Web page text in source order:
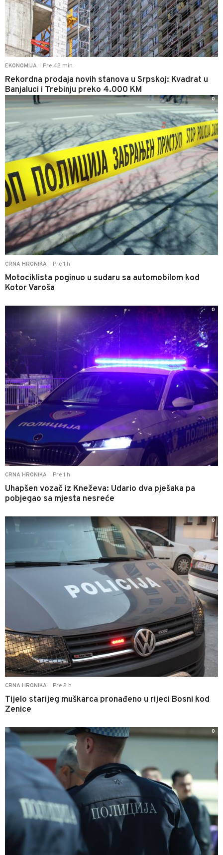
EKONOMIJA Pre 42 min
Rekordna prodaja novih stanova u Srpskoj: Kvadrat u
Banjaluci i Trebinju preko 4.000 KM
CRNA HRONIKA Pre 1 h
Motociklista poginuo u sudaru sa automobilom kod
Kotor Varoša
0
CRNA HRONIKA Pre 1 h
Uhapšen vozač iz Kneževa: Udario dva pješaka pa
pobjegao sa mjesta nesreće
0
CRNA HRONIKA Pre 2 h
Tijelo starijeg muškarca pronađeno u rijeci Bosni kod
Zenice
0
0